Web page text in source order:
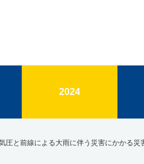
2024
圧と前線による大雨に伴う災害にかかる災